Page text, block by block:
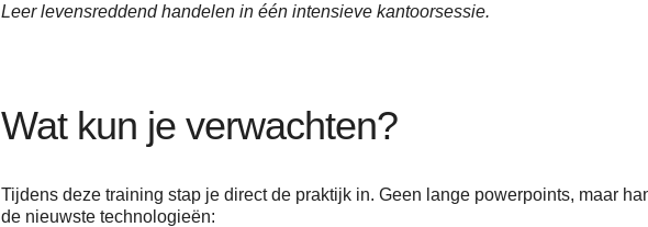
Leer levensreddend handelen in één intensieve kantoorsessie.
Wat kun je verwachten?
Tijdens deze training stap je direct de praktijk in. Geen lange powerpoints, maar
de nieuwste technologieën: